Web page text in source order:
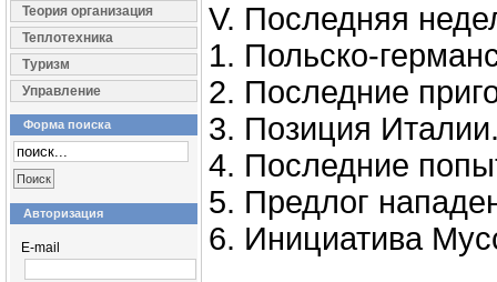
Теория организация
Теплотехника
Туризм
Управление
Форма поиска
Авторизация
E-mail
V. Последняя
1. Польско-
2. Последние
3. Позиция
4. Последние
5. Предлог
6. Инициатива